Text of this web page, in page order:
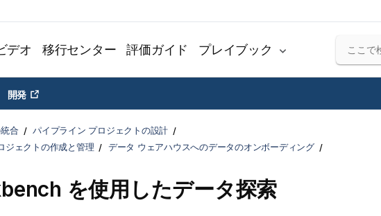
デオ 移行センター 評価ガイド プレイブック
開発
合
パイプライン プロジェクトの設計
ジェクトの作成と管理
データ ウェアハウスへのデータのオンボーディング
を使用したデータ探索